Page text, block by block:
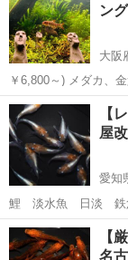
ン
大阪
￥6,800～) メダカ、
務、テ…
大阪 枚方市
【
屋
愛知
鯉 淡水魚 日淡
水草 ビオトープ
愛知 名古屋市
【
名